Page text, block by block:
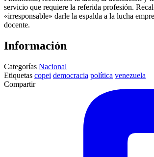
servicio que requiere la referida profesión.
«irresponsable» darle la espalda a la lucha
docente.
Información
Categorías Nacional
Etiquetas copei democracia política venezuela
Compartir